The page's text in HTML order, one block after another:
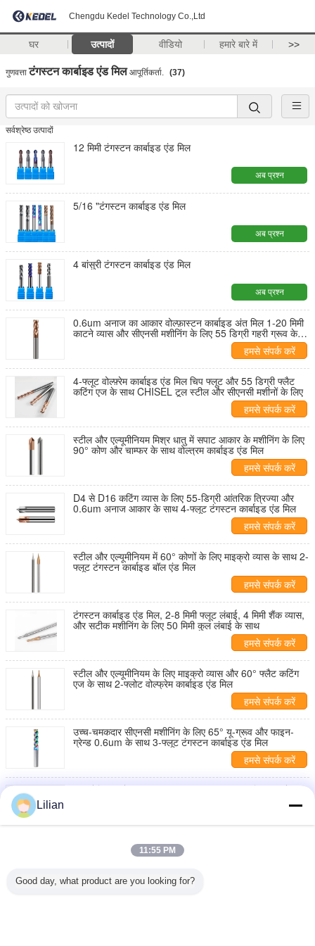
Chengdu Kedel Technology Co.,Ltd
घर उत्पादों वीडियो हमारे बारे में >>
गुणवत्ता टंगस्टन कार्बाइड एंड मिल आपूर्तिकर्ता. (37)
सर्वश्रेष्ठ उत्पादों
12 मिमी टंगस्टन कार्बाइड एंड मिल
अब प्रश्न
5/16 "टंगस्टन कार्बाइड एंड मिल
अब प्रश्न
4 बांसुरी टंगस्टन कार्बाइड एंड मिल
अब प्रश्न
0.6um अनाज का आकार वोल्फ़ास्टन कार्बाइड अंत मिल 1-20 मिमी
काटने व्यास और सीएनसी मशीनिंग के लिए 55 डिग्री गहरी ग्रूव के
हमसे संपर्क करें
4-फ्लूट वोल्फ़्रेम कार्बाइड एंड मिल चिप फ्लूट और 55 डिग्री फ्लैट
कटिंग एज के साथ CHISEL टूल स्टील और सीएनसी मशीनों के लिए
हमसे संपर्क करें
स्टील और एल्यूमीनियम मिश्र धातु में सपाट आकार के मशीनिंग के लिए
90° कोण और चाम्फर के साथ वोल्त्रम कार्बाइड एंड मिल
हमसे संपर्क करें
D4 से D16 कटिंग व्यास के लिए 55-डिग्री आंतरिक त्रिज्या और
0.6um अनाज आकार के साथ 4-फ्लूट टंगस्टन कार्बाइड एंड मिल
हमसे संपर्क करें
स्टील और एल्यूमीनियम में 60° कोणों के लिए माइक्रो व्यास के साथ 2-
फ्लूट टंगस्टन कार्बाइड बॉल एंड मिल
हमसे संपर्क करें
टंगस्टन कार्बाइड एंड मिल, 2-8 मिमी फ्लूट लंबाई, 4 मिमी शैंक व्यास,
और सटीक मशीनिंग के लिए 50 मिमी कुल लंबाई के साथ
हमसे संपर्क करें
स्टील और एल्यूमीनियम के लिए माइक्रो व्यास और 60° फ्लैट कटिंग
एज के साथ 2-फ्लोट वोल्फ्रेम कार्बाइड एंड मिल
हमसे संपर्क करें
उच्च-चमकदार सीएनसी मशीनिंग के लिए 65° यू-ग्रूव और फाइन-
ग्रेन्ड 0.6um के साथ 3-फ्लूट टंगस्टन कार्बाइड एंड मिल
हमसे संपर्क करें
35° हेलिक्स कोण 0.6um अनाज का आकार 1-12 मिमी काटने का
स्टेनलेस स्टील के लिए 90° कोण टंगस्टन कार्बाइड मिलिंग कटर के
साथ 65° 2-फ्लूट चैम्फरिंग टूल
Lilian
11:55 PM
Good day, what product are you looking for?